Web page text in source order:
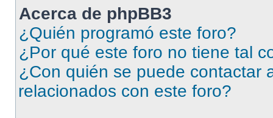
Acerca de phpBB3
¿Quién programó este foro?
¿Por qué este foro no tiene tal
¿Con quién se puede contactar
relacionados con este foro?